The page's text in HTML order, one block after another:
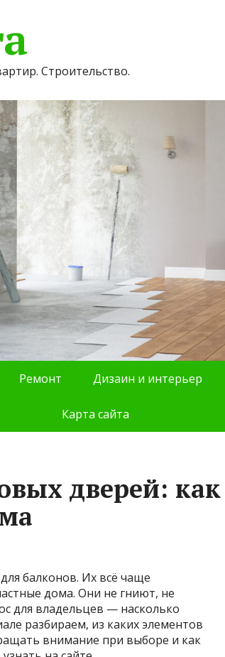
Строительство.
Ремонт Дизаин и интерьер
Карта сайта
дверей: как
балконов. Их всё чаще
дома. Они не гниют, не
для владельцев — насколько
разбираем, из каких элементов
внимание при выборе и как